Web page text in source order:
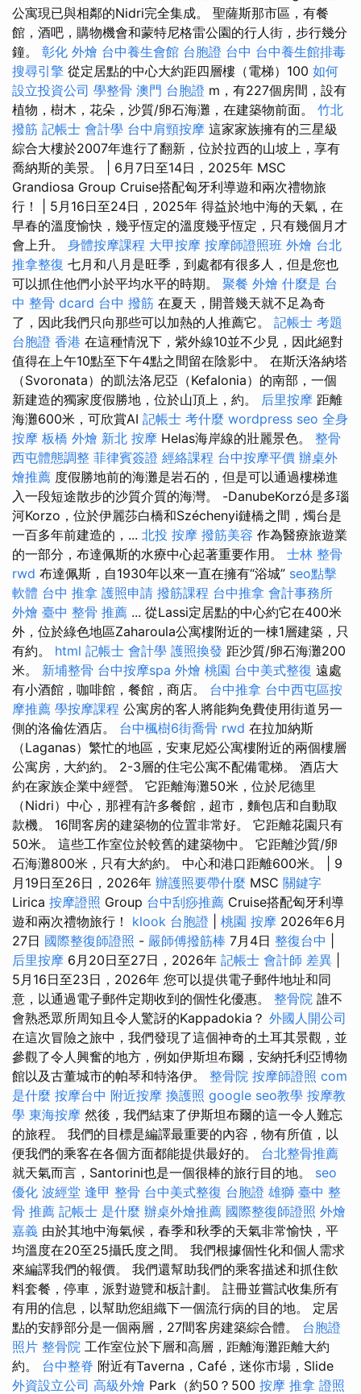
公寓現已與相鄰的Nidri完全集成。 聖薩斯那市區，有餐
館，酒吧，購物機會和蒙特尼格雷公園的行人街，步行幾分
鐘。 彰化 外燴 台中養生會館 台胞證 台中 台中養生館排毒
搜尋引擎 從定居點的中心大約距四層樓（電梯）100 如何
設立投資公司 學整骨 澳門 台胞證 m，有227個房間，設有
植物，樹木，花朵，沙質/卵石海灘，在建築物前面。 竹北
撥筋 記帳士 會計學 台中肩頸按摩 這家家族擁有的三星級
綜合大樓於2007年進行了翻新，位於拉西的山坡上，享有
喬納斯的美景。 | 6月7日至14日，2025年 MSC
Grandiosa Group Cruise搭配匈牙利導遊和兩次禮物旅
行！ | 5月16日至24日，2025年 得益於地中海的天氣，在
早春的溫度愉快，幾乎恆定的溫度幾乎恆定，只有幾個月才
會上升。 身體按摩課程 大甲按摩 按摩師證照班 外燴 台北
推拿整復 七月和八月是旺季，到處都有很多人，但是您也
可以抓住他們小於平均水平的時期。 聚餐 外燴 什麼是 台
中 整骨 dcard 台中 撥筋 在夏天，開普幾天就不足為奇
了，因此我們只向那些可以加熱的人推薦它。 記帳士 考題
台胞證 香港 在這種情況下，紫外線10並不少見，因此絕對
值得在上午10點至下午4點之間留在陰影中。 在斯沃洛納塔
（Svoronata）的凱法洛尼亞（Kefalonia）的南部，一個
新建造的獨家度假勝地，位於山頂上，約。 后里按摩 距離
海灘600米，可欣賞AI 記帳士 考什麼 wordpress seo 全身
按摩 板橋 外燴 新北 按摩 Helas海岸線的壯麗景色。 整骨
西屯體態調整 菲律賓簽證 經絡課程 台中按摩平價 辦桌外
燴推薦 度假勝地前的海灘是岩石的，但是可以通過樓梯進
入一段短途散步的沙質介質的海灣。 -DanubeKorzó是多瑙
河Korzo，位於伊麗莎白橋和Széchenyi鏈橋之間，燭台是
一百多年前建造的，... 北投 按摩 撥筋美容 作為醫療旅遊業
的一部分，布達佩斯的水療中心起著重要作用。 士林 整骨
rwd 布達佩斯，自1930年以來一直在擁有“浴城” seo點擊
軟體 台中 推拿 護照申請 撥筋課程 台中推拿 會計事務所
外燴 臺中 整骨 推薦 ... 從Lassi定居點的中心約它在400米
外，位於綠色地區Zaharoula公寓樓附近的一棟1層建築，只
有約。 html 記帳士 會計學 護照換發 距沙質/卵石海灘200
米。 新埔整骨 台中按摩spa 外燴 桃園 台中美式整復 遠處
有小酒館，咖啡館，餐館，商店。 台中推拿 台中西屯區按
摩推薦 學按摩課程 公寓房的客人將能夠免費使用街道另一
側的洛倫佐酒店。 台中楓樹6街喬骨 rwd 在拉加納斯
（Laganas）繁忙的地區，安東尼婭公寓樓附近的兩個樓層
公寓房，大約約。 2-3層的住宅公寓不配備電梯。 酒店大
約在家族企業中經營。 它距離海灘50米，位於尼德里
（Nidri）中心，那裡有許多餐館，超市，麵包店和自動取
款機。 16間客房的建築物的位置非常好。 它距離花園只有
50米。 這些工作室位於較舊的建築物中。 它距離沙質/卵
石海灘800米，只有大約約。 中心和港口距離600米。 | 9
月19日至26日，2026年 辦護照要帶什麼 MSC 關鍵字
Lirica 按摩證照 Group 台中刮痧推薦 Cruise搭配匈牙利導
遊和兩次禮物旅行！ klook 台胞證 桃園 按摩 2026年6月
27日 國際整復師證照 - 嚴師傅撥筋棒 7月4日 整復台中
后里按摩 6月20日至27日，2026年 記帳士 會計師 差異
5月16日至23日，2026年 您可以提供電子郵件地址和同
意，以通過電子郵件定期收到的個性化優惠。 整骨院 誰不
會熟悉眾所周知且令人驚訝的Kappadokia？ 外國人開公司
在這次冒險之旅中，我們發現了這個神奇的土耳其景觀，並
參觀了令人興奮的地方，例如伊斯坦布爾，安納托利亞博物
館以及古董城市的帕琴和特洛伊。 整骨院 按摩師證照 com
是什麼 按摩台中 附近按摩 換護照 google seo教學 按摩教
學 東海按摩 然後，我們結束了伊斯坦布爾的這一令人難忘
的旅程。 我們的目標是編譯最重要的內容，物有所值，以
便我們的乘客在各個方面都能提供最好的。 台北整骨推薦
就天氣而言，Santorini也是一個很棒的旅行目的地。 seo
優化 波經堂 逢甲 整骨 台中美式整復 台胞證 雄獅 臺中 整
骨 推薦 記帳士 是什麼 辦桌外燴推薦 國際整復師證照 外燴
嘉義 由於其地中海氣候，春季和秋季的天氣非常愉快，平
均溫度在20至25攝氏度之間。 我們根據個性化和個人需求
來編譯我們的報價。 我們還幫助我們的乘客描述和抓住飲
料套餐，停車，派對遊覽和板計劃。 註冊並嘗試收集所有
有用的信息，以幫助您組織下一個流行病的目的地。 定居
點的安靜部分是一個兩層，27間客房建築綜合體。 台胞證
照片 整骨院 工作室位於下層和高層，距離海灘距離大約
約。 台中整脊 附近有Taverna，Café，迷你市場，Slide
外資設立公司 高級外燴 Park（約50？500 按摩 推拿 證照